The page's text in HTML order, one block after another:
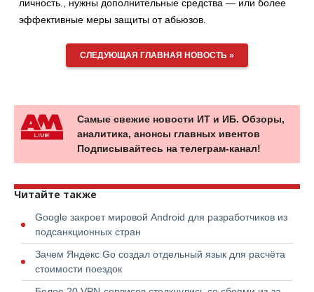
личность., нужны дополнительные средства — или более
эффективные меры защиты от абьюзов.
СЛЕДУЮЩАЯ ГЛАВНАЯ НОВОСТЬ »
Самые свежие новости ИТ и ИБ. Обзоры,
аналитика, анонсы главных ивентов
Подписывайтесь на телеграм-канал!
Читайте также
Google закроет мировой Android для разработчиков из
подсанкционных стран
Зачем Яндекс Go создал отдельный язык для расчёта
стоимости поездок